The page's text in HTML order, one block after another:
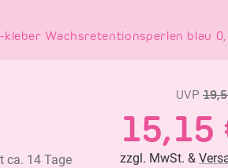
Wachsretentionsperlen blau
UVP
15,15
ca. 14 Tage zzgl. MwSt. &